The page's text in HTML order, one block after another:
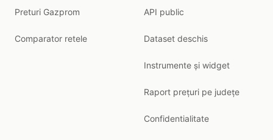
Preturi Gazprom
Comparator retele
API public
Dataset deschis
Instrumente și widget
Raport prețuri pe județe
Confidentialitate